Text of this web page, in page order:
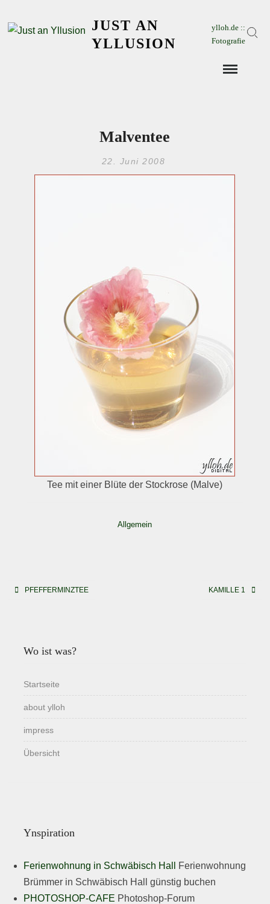
JUST AN
YLLUSION
ylloh.de ::
Fotografie
Malventee
22. Juni 2008
Tee mit einer Blüte der Stockrose (Malve)
Allgemein
Beitragsnavigation
PFEFFERMINZTEE KAMILLE 1
Wo ist was?
Startseite
about ylloh
impress
Übersicht
Ynspiration
Ferienwohnung in Schwäbisch Hall
Ferienwohnung
Brümmer in Schwäbisch Hall günstig buchen
PHOTOSHOP-CAFE Photoshop-Forum